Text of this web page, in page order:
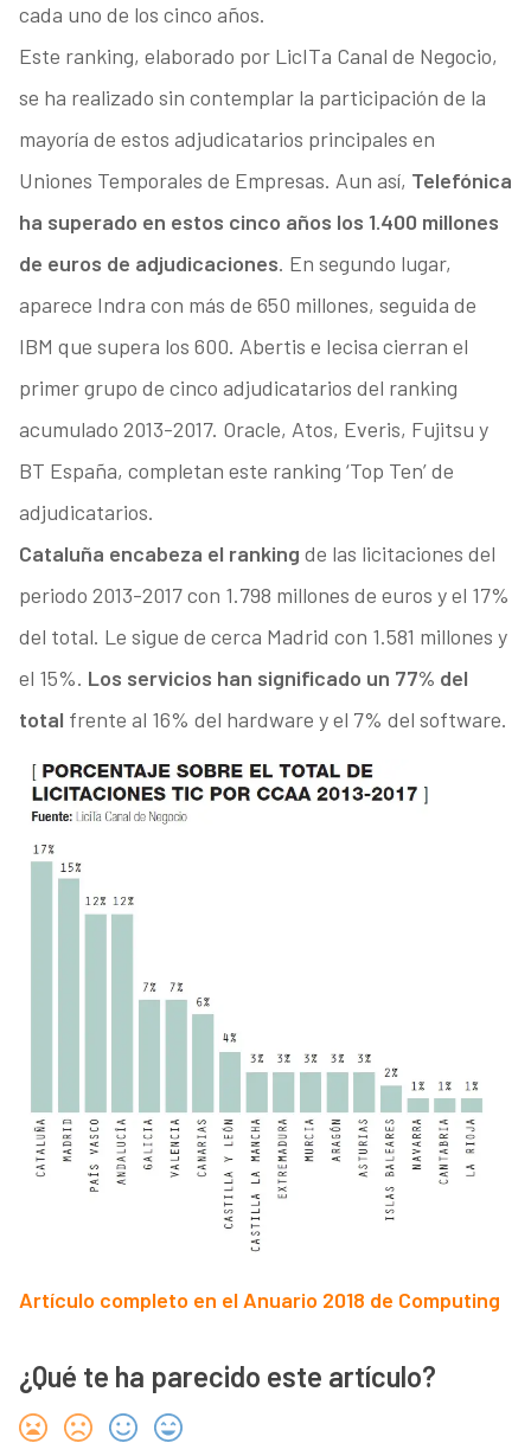
cada uno de los cinco años.
Este ranking, elaborado por LicITa Canal de Negocio,
se ha realizado sin contemplar la participación de la
mayoría de estos adjudicatarios principales en
Uniones Temporales de Empresas. Aun así, Telefónica
ha superado en estos cinco años los 1.400 millones
de euros de adjudicaciones. En segundo lugar,
aparece Indra con más de 650 millones, seguida de
IBM que supera los 600. Abertis e Iecisa cierran el
primer grupo de cinco adjudicatarios del ranking
acumulado 2013-2017. Oracle, Atos, Everis, Fujitsu y
BT España, completan este ranking ‘Top Ten’ de
adjudicatarios.
Cataluña encabeza el ranking de las licitaciones del
periodo 2013-2017 con 1.798 millones de euros y el 17%
del total. Le sigue de cerca Madrid con 1.581 millones y
el 15%. Los servicios han significado un 77% del
total frente al 16% del hardware y el 7% del software.
Artículo completo en el Anuario 2018 de Computing
¿Qué te ha parecido este artículo?